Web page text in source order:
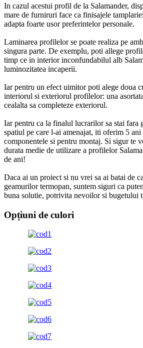
In cazul acestui profil de la Salamander,
mare de furniruri face ca finisajele
adapta foarte usor preferintelor personale.
Laminarea profilelor se poate realiza pe
singura parte. De exemplu, poti allege
timp ce in interior inconfundabilul alb
luminozitatea incaperii.
Iar pentru un efect uimitor poti alege doua
interiorul si exteriorul profilelor: una
cealalta sa completeze exteriorul.
Iar pentru ca la finalul lucrarilor sa stai fara
spatiul pe care l-ai amenajat, iti oferim 5 ani
componentele si pentru montaj. Si sigur te
durata medie de utilizare a profilelor
de ani!
Daca ai un proiect si nu vrei sa ai batai de
geamurilor termopan, suntem siguri ca
buna solutie, potrivita nevoilor si bugetului
Opțiuni de culori